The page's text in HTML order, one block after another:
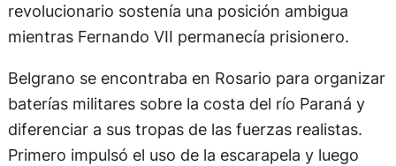
revolucionario sostenía una posición ambigua
mientras Fernando VII permanecía prisionero.
Belgrano se encontraba en Rosario para organizar
baterías militares sobre la costa del río Paraná y
diferenciar a sus tropas de las fuerzas realistas.
Primero impulsó el uso de la escarapela y luego